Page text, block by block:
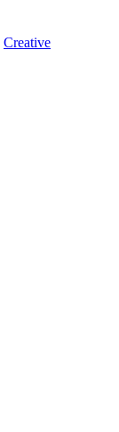
Creative